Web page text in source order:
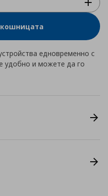
едновременно с
удобно и можете да го